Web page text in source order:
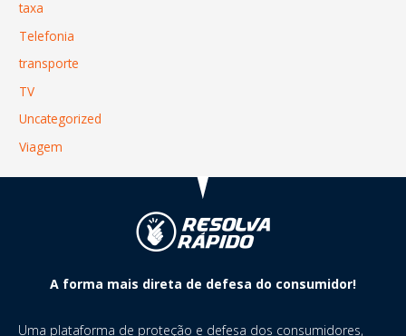
taxa
Telefonia
transporte
TV
Uncategorized
Viagem
A forma mais direta de defesa do consumidor!
Uma plataforma de proteção e defesa dos consumidores,